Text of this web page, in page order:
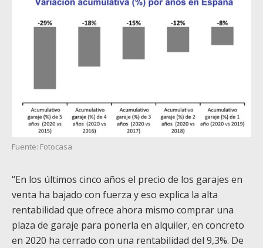
Fuente: Fotocasa
“En los últimos cinco años el precio de los garajes en
venta ha bajado con fuerza y eso explica la alta
rentabilidad que ofrece ahora mismo comprar una
plaza de garaje para ponerla en alquiler, en concreto
en 2020 ha cerrado con una rentabilidad del 9,3%. De